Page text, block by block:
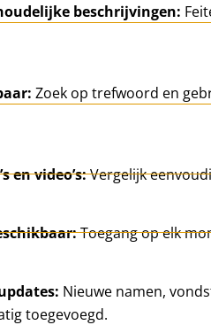
beschrijvingen:
Zoek op trefwoord en
en video’s:Vergelijk
Toegang op elk
Nieuwe namen,
toegevoegd.